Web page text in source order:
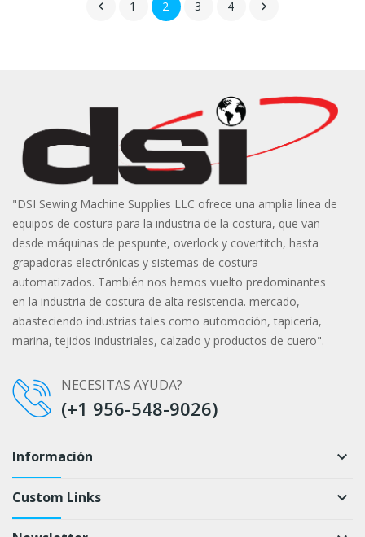
 1 2 3 4 
"DSI Sewing Machine Supplies LLC ofrece una amplia línea de
equipos de costura para la industria de la costura, que van
desde máquinas de pespunte, overlock y covertitch, hasta
grapadoras electrónicas y sistemas de costura
automatizados. También nos hemos vuelto predominantes
en la industria de costura de alta resistencia. mercado,
abasteciendo industrias tales como automoción, tapicería,
marina, tejidos industriales, calzado y productos de cuero".
NECESITAS AYUDA?
(+1 956-548-9026)
Información keyboard_arrow_down
Custom Links keyboard_arrow_down